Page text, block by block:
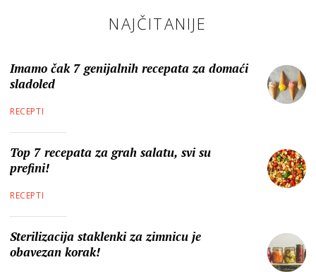
NAJČITANIJE
Imamo čak 7 genijalnih recepata za domaći
sladoled
RECEPTI
Top 7 recepata za grah salatu, svi su
prefini!
RECEPTI
Sterilizacija staklenki za zimnicu je
obavezan korak!